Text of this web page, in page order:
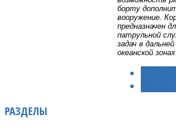
борту
вооружение.
предназначен
патрульной
задач в
океанской зонах.
РАЗДЕЛЫ